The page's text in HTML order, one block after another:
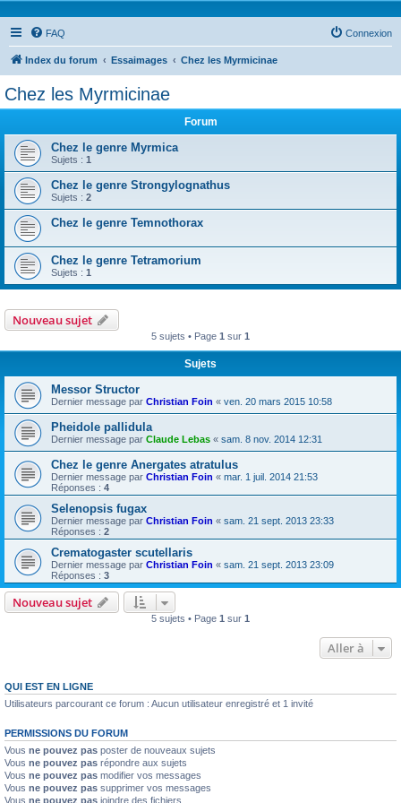
FAQ Connexion
Index du forum Essaimages Chez les Myrmicinae
Chez les Myrmicinae
Forum
Chez le genre Myrmica
Sujets : 1
Chez le genre Strongylognathus
Sujets : 2
Chez le genre Temnothorax
Chez le genre Tetramorium
Sujets : 1
Nouveau sujet
5 sujets • Page 1 sur 1
Sujets
Messor Structor
Dernier message par Christian Foin « ven. 20 mars 2015 10:58
Pheidole pallidula
Dernier message par Claude Lebas « sam. 8 nov. 2014 12:31
Chez le genre Anergates atratulus
Dernier message par Christian Foin « mar. 1 juil. 2014 21:53
Réponses : 4
Selenopsis fugax
Dernier message par Christian Foin « sam. 21 sept. 2013 23:33
Réponses : 2
Crematogaster scutellaris
Dernier message par Christian Foin « sam. 21 sept. 2013 23:09
Réponses : 3
Nouveau sujet
5 sujets • Page 1 sur 1
Aller à
QUI EST EN LIGNE
Utilisateurs parcourant ce forum : Aucun utilisateur enregistré et 1 invité
PERMISSIONS DU FORUM
Vous ne pouvez pas poster de nouveaux sujets
Vous ne pouvez pas répondre aux sujets
Vous ne pouvez pas modifier vos messages
Vous ne pouvez pas supprimer vos messages
Vous ne pouvez pas joindre des fichiers